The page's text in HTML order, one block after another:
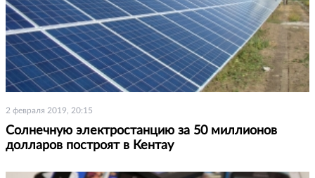
2 февраля 2019, 20:15
Солнечную электростанцию за 50 миллионов
долларов построят в Кентау